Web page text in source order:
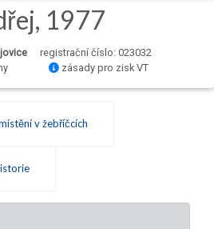
1977
registrační číslo: 023032
zásady pro zisk VT
v žebříčcích